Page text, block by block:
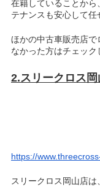
在籍していることか
テナンスも安心して任
ほかの中古車販売店で
なかった方はチェック
2.スリークロス岡
https://
スリークロス岡山店